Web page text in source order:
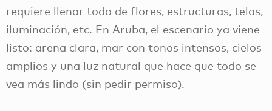
requiere llenar todo de flores, estructuras, telas,
iluminación, etc. En Aruba, el escenario ya viene
listo: arena clara, mar con tonos intensos, cielos
amplios y una luz natural que hace que todo se
vea más lindo (sin pedir permiso).